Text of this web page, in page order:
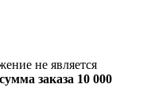
не является
заказа 10 000